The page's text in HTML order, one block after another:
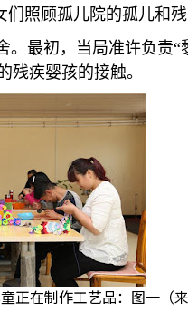
照顾孤儿院的孤儿和残
。最初，当局准许负责“
残疾婴孩的接触。
正在制作工艺品：图一（来